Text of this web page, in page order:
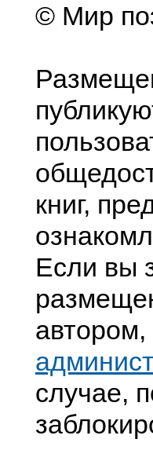
© Мир
книг,
Если вы
автором,
случае,